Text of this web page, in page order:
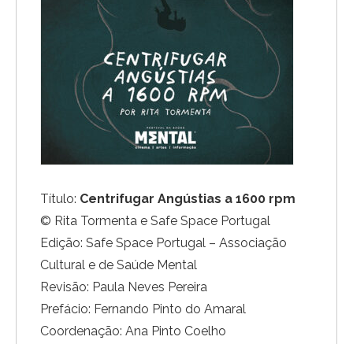
Título: Centrifugar Angústias a 1600 rpm
© Rita Tormenta e Safe Space Portugal
Edição: Safe Space Portugal – Associação
Cultural e de Saúde Mental
Revisão: Paula Neves Pereira
Prefácio: Fernando Pinto do Amaral
Coordenação: Ana Pinto Coelho